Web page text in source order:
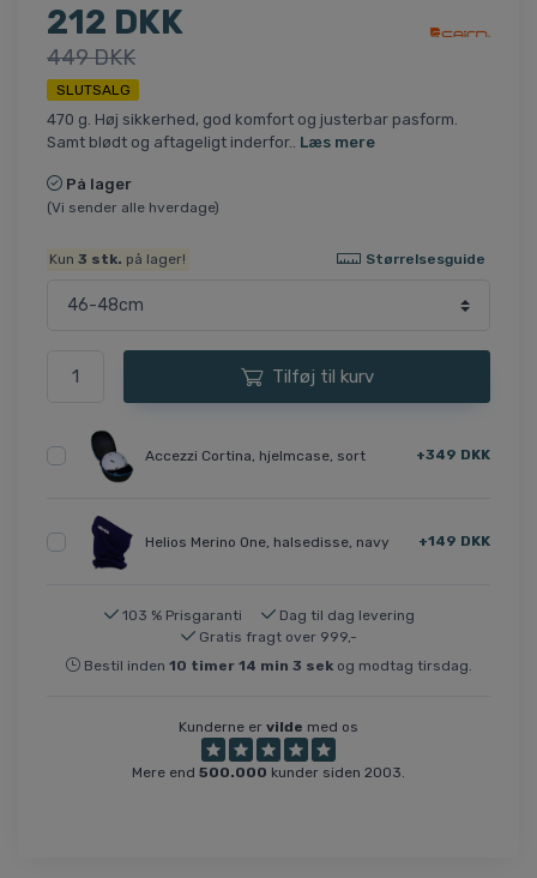
212 DKK
449 DKK
SLUTSALG
470 g. Høj sikkerhed, god komfort og justerbar pasform.
Samt blødt og aftageligt inderfor.. Læs mere
På lager
(Vi sender alle hverdage)
Kun3 stk. på lager! Størrelsesguide
Tilføj til kurv
Accezzi Cortina, hjelmcase, sort +349 DKK
Helios Merino One, halsedisse, navy +149 DKK
103 % Prisgaranti
Dag til dag levering
Gratis fragt over 999,-
Bestil inden 10 timer 14 min 3 sekog modtag tirsdag.
Kunderne er vilde med os
Mere end 500.000 kunder siden 2003.